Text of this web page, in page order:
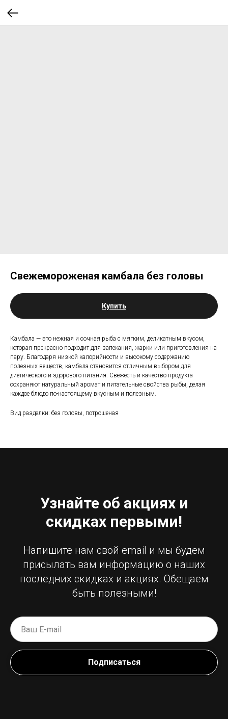
Свежемороженая камбала без головы
Купить
Камбала — это нежная и сочная рыба с мягким, деликатным вкусом,
которая прекрасно подходит для запекания, жарки или приготовления на
пару. Благодаря низкой калорийности и высокому содержанию
полезных веществ, камбала становится отличным выбором для
диетического и здорового питания. Свежесть и качество продукта
сохраняют натуральный аромат и питательные свойства рыбы, делая
каждое блюдо по-настоящему вкусным и полезным.
Вид разделки: без головы, потрошеная
Узнайте об акциях и
скидках первыми!
Напишите нам свой email и мы будем
присылать вам информацию о наших
последних скидках и акциях. Обещаем
быть полезными!
Подписаться